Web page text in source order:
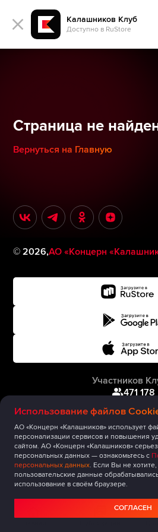
Калашников Клуб
Доступно в RuStore
Использование файлов
АО «Концерн «Калашников» использует
персонализации сервисов и повышения
сайтом. АО «Концерн «Калашников»
персональных данных — ознакомьтесь с
персональных данных. Если Вы не
пользовательские данные
использование в своём браузере.
СОГЛАСЕН
Страница не
Вернуться на Главную
©2026,АО «Концерн
Участников
471 178